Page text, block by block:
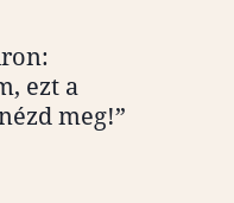
ezt a
meg!”